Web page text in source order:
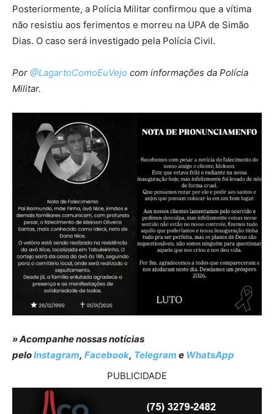
Posteriormente, a Polícia Militar confirmou que a vítima
não resistiu aos ferimentos e morreu na UPA de Simão
Dias. O caso será investigado pela Polícia Civil.
Por @LagartoComoEuVejo com informações da Polícia
Militar.
» Acompanhe nossas notícias
peloInstagram, Facebook, Telegram e WhatsApp
PUBLICIDADE